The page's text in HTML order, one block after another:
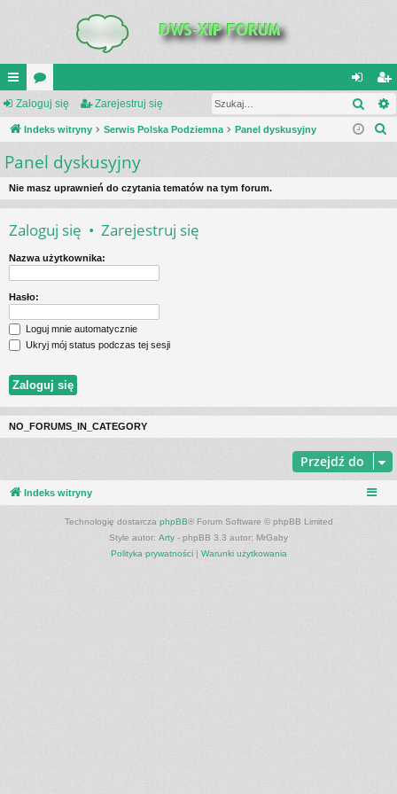
UI
C
K
_L
IN
K
S
or
a
al
og
ę
ar
ej
j
Zaloguj się Zarejestruj się
Indeks witryny Serwis Polska Podziemna Panel dyskusyjny
a
Panel dyskusyjny
Nie masz uprawnień do czytania tematów na tym forum.
Zaloguj się • Zarejestruj się
Nazwa użytkownika:
Hasło:
Loguj mnie automatycznie
Ukryj mój status podczas tej sesji
NO_FORUMS_IN_CATEGORY
Przejdź do
Indeks witryny
Technologię dostarcza phpBB® Forum Software © phpBB Limited
Style autor: Arty - phpBB 3.3 autor: MrGaby
Polityka prywatności| Warunki użytkowania